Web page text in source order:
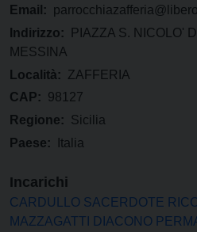
Email:
Indirizzo:
PIAZZA S. NICOLO'
MESSINA
Località: ZAFFERIA
CAP: 98127
Regione: Sicilia
Paese:
Italia
Incarichi
CARDULLO SACERDOTE
MAZZAGATTI DIACONO